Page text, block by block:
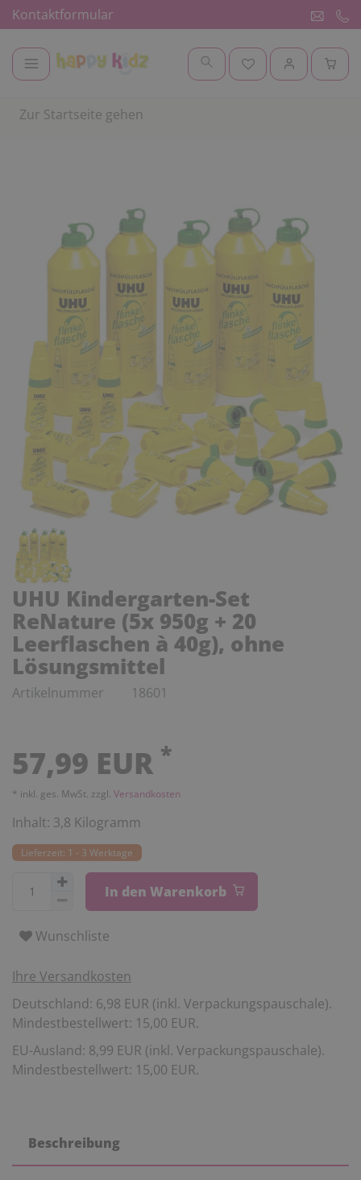
Kontaktformular
Zur Startseite gehen
UHU Kindergarten-Set
ReNature (5x 950g + 20
Leerflaschen à 40g), ohne
Lösungsmittel
Artikelnummer 18601
57,99 EUR *
* inkl. ges. MwSt. zzgl. Versandkosten
Inhalt: 3,8 Kilogramm
Lieferzeit: 1 - 3 Werktage
In den Warenkorb
Wunschliste
Ihre Versandkosten
Deutschland: 6,98 EUR (inkl. Verpackungspauschale).
Mindestbestellwert: 15,00 EUR.
EU-Ausland: 8,99 EUR (inkl. Verpackungspauschale).
Mindestbestellwert: 15,00 EUR.
Beschreibung